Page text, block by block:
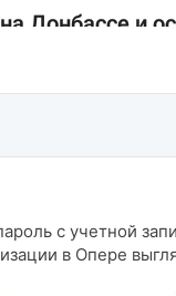
с учетной
в Опере